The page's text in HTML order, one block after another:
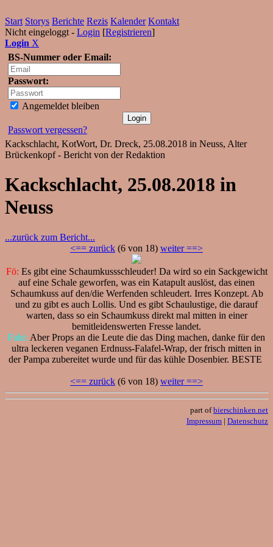
Start Storys Berichte Rezis Kalender Kontakt
Nicht eingeloggt - Login [Registrieren]
Login X
BS-Nummer oder Email:
Passwort:
Angemeldet bleiben
Passwort vergessen?
Kackschlacht, KotWort, Dr. Dreck, 25.08.2018 in Neuss, Alter
Brückenkopf - Bericht von der Redaktion
Kackschlacht, 25.08.2018 in
Neuss
...zurück zum Bericht...
<== zurück (6 von 18) weiter ==>
Fö: Es gibt eine Schaumkussschleuder! Da wird so ein Sackgewicht
auf eine Schale geworfen, was ein Katapult auslöst, das einen
Schaumkuss auf den/die Werfenden schleudert. Irres Konzept. Ab
und zu gibt es auch Lollis. Und es gibt Schaulustige, die darauf
warten, dass so ein Schaumkuss direkt mal mitten in einer
bemitleidenswerten Fresse landet.
Fabi: Aber Props an die Leute die das Ding machen, danke für den
ultra leckeren veganen Erdnuss-Falafel-Wrap, der frisch mitten in
der Pampa zubereitet wurde und für das kühle Dosenbier. BESTE
<== zurück (6 von 18) weiter ==>
part ofbierschinken.net
Impressum | Datenschutz